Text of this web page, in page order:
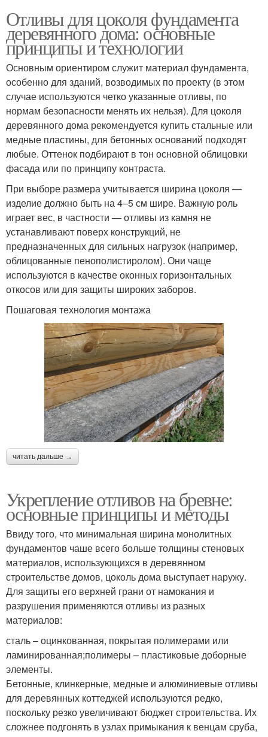
Отливы для цоколя фундамента
деревянного дома: основные
принципы и технологии
Основным ориентиром служит материал фундамента,
особенно для зданий, возводимых по проекту (в этом
случае используются четко указанные отливы, по
нормам безопасности менять их нельзя). Для цоколя
деревянного дома рекомендуется купить стальные или
медные пластины, для бетонных оснований подходят
любые. Оттенок подбирают в тон основной облицовки
фасада или по принципу контраста.
При выборе размера учитывается ширина цоколя —
изделие должно быть на 4–5 см шире. Важную роль
играет вес, в частности — отливы из камня не
устанавливают поверх конструкций, не
предназначенных для сильных нагрузок (например,
облицованные пенополистиролом). Они чаще
используются в качестве оконных горизонтальных
откосов или для защиты широких заборов.
Пошаговая технология монтажа
читать дальше →
Укрепление отливов на бревне:
основные принципы и методы
Ввиду того, что минимальная ширина монолитных
фундаментов чаше всего больше толщины стеновых
материалов, использующихся в деревянном
строительстве домов, цоколь дома выступает наружу.
Для защиты его верхней грани от намокания и
разрушения применяются отливы из разных
материалов:
сталь – оцинкованная, покрытая полимерами или
ламинированная;полимеры – пластиковые доборные
элементы.
Бетонные, клинкерные, медные и алюминиевые отливы
для деревянных коттеджей используются редко,
поскольку резко увеличивают бюджет строительства. Их
сложнее подгонять в узлах примыкания к венцам сруба,